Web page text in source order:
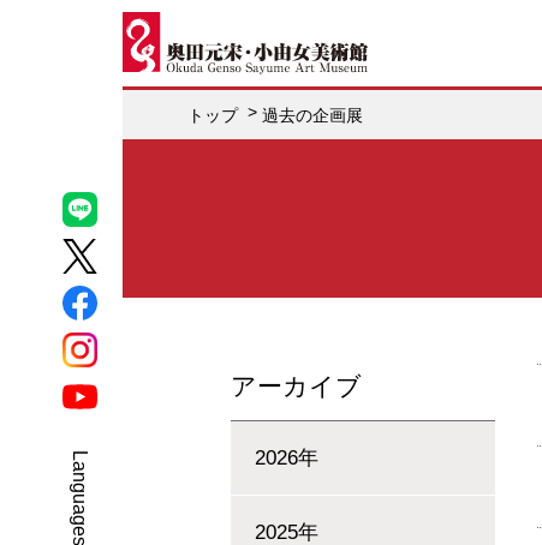
▼
トップ 過去の企画展
アーカイブ
2026年
2025年